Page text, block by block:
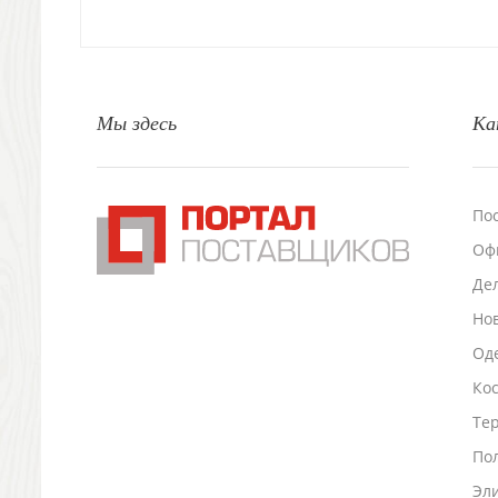
Подставки для визиток записок телефонов
Промо
Антистрессы
Мы здесь